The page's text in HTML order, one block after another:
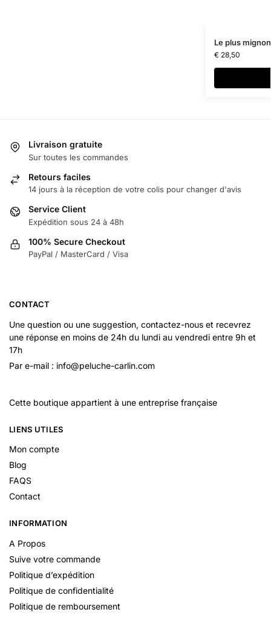
Le plus
€28,50
Livraison gratuite
Sur toutes les commandes
Retours faciles
14 jours à la réception de votre colis pour changer d'avis
Service Client
Expédition sous 24 à 48h
100% Secure Checkout
PayPal / MasterCard / Visa
CONTACT
Une question ou une suggestion, contactez-nous et recevrez
une réponse en moins de 24h du lundi au vendredi entre 9h et
17h
Par e-mail : info@peluche-carlin.com
Cette boutique appartient à une entreprise française
LIENS UTILES
Mon compte
Blog
FAQS
Contact
INFORMATION
A Propos
Suive votre commande
Politique d’expédition
Politique de confidentialité
Politique de remboursement